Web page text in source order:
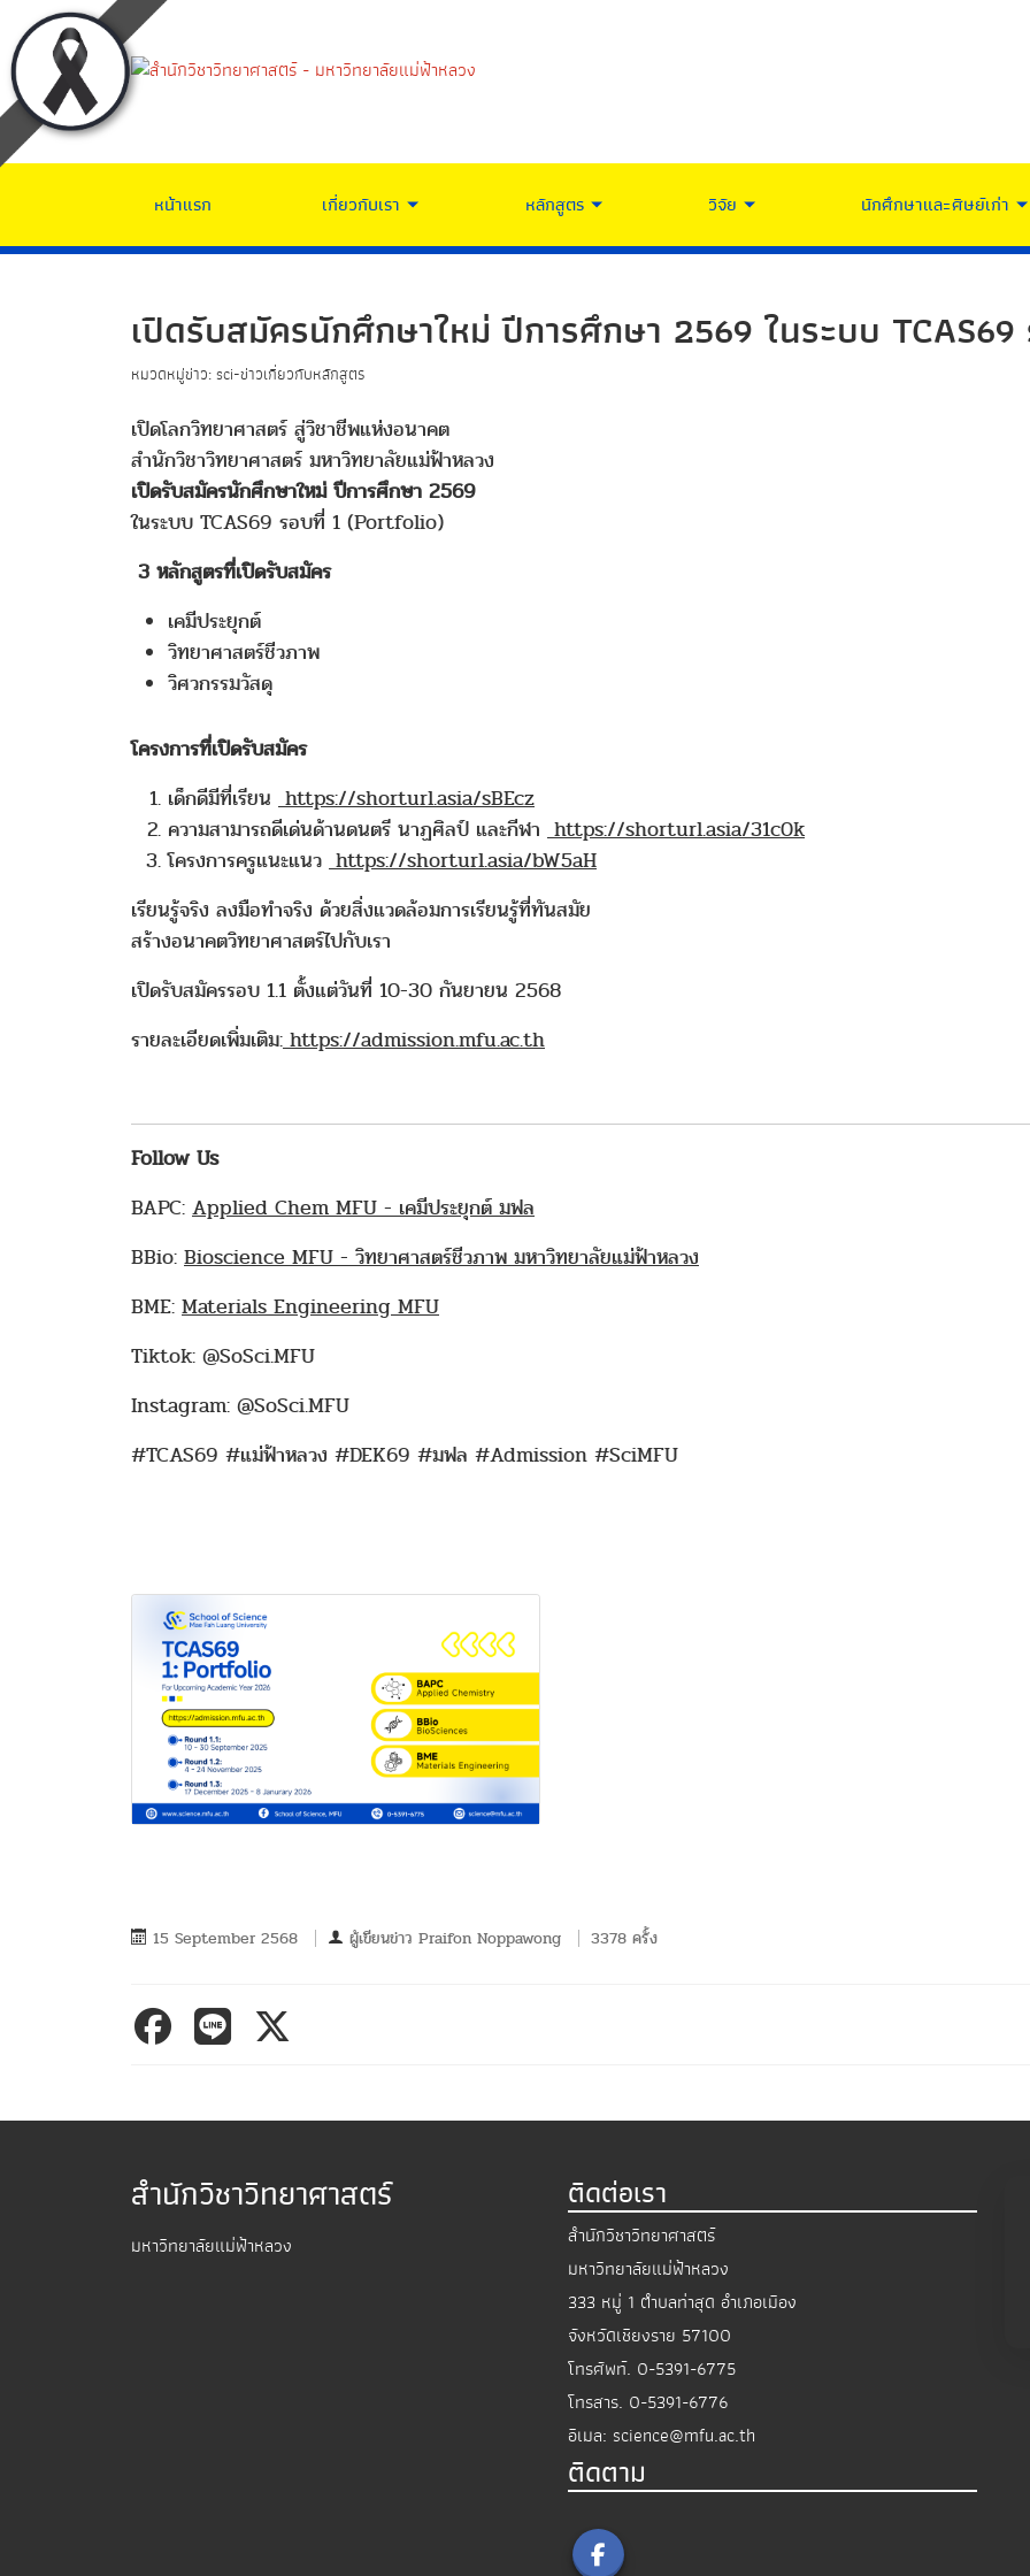
หน้าแรก เกี่ยวกับเรา หลักสูตร วิจัย นักศึกษาและศิษย์เก่า
เปิดรับสมัครนักศึกษาใหม่ ปีการศึกษา 2569 ในระบบ
หมวดหมู่ข่าว: sci-ข่าวเกี่ยวกับหลักสูตร
เปิดโลกวิทยาศาสตร์ สู่วิชาชีพแห่งอนาคต
สำนักวิชาวิทยาศาสตร์ มหาวิทยาลัยแม่ฟ้าหลวง
เปิดรับสมัครนักศึกษาใหม่ ปีการศึกษา 2569
ในระบบ TCAS69 รอบที่ 1 (Portfolio)
3 หลักสูตรที่เปิดรับสมัคร
เคมีประยุกต์
วิทยาศาสตร์ชีวภาพ
วิศวกรรมวัสดุ
โครงการที่เปิดรับสมัคร
เด็กดีมีที่เรียน https://shorturl.asia/sBEcz
ความสามารถดีเด่นด้านดนตรี นาฏศิลป์ และกีฬา https://shorturl.asia/31c0k
โครงการครูแนะแนว https://shorturl.asia/bW5aH
เรียนรู้จริง ลงมือทำจริง ด้วยสิ่งแวดล้อมการเรียนรู้ที่ทันสมัย
สร้างอนาคตวิทยาศาสตร์ไปกับเรา
เปิดรับสมัครรอบ 1.1 ตั้งแต่วันที่ 10-30 กันยายน 2568
รายละเอียดเพิ่มเติม:https://admission.mfu.ac.th
Follow Us
BAPC: Applied Chem MFU - เคมีประยุกต์ มฟล
BBio: Bioscience MFU - วิทยาศาสตร์ชีวภาพ มหาวิทยาลัยแม่ฟ้าหลวง
BME: Materials Engineering MFU
Tiktok: @SoSci.MFU
Instagram: @SoSci.MFU
#TCAS69 #แม่ฟ้าหลวง #DEK69 #มฟล #Admission #SciMFU
15 September 2568 ผู้เขียนข่าว Praifon Noppawong 3378 ครั้ง
สำนักวิชาวิทยาศาสตร์
มหาวิทยาลัยแม่ฟ้าหลวง
ติดต่อเรา
สำนักวิชาวิทยาศาสตร์
มหาวิทยาลัยแม่ฟ้าหลวง
333 หมู่ 1 ตำบลท่าสุด อำเภอเมือง
จังหวัดเชียงราย 57100
โทรศัพท์. 0-5391-6775
โทรสาร. 0-5391-6776
อีเมล: science@mfu.ac.th
ติดตาม